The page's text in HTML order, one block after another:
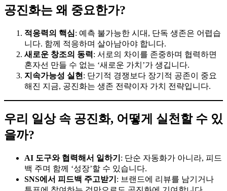
공진화는 왜 중요한가?
적응력의 핵심: 예측 불가능한 시대, 단독 생존은 어렵습
니다. 함께 적응하며 살아남아야 합니다.
새로운 창조의 동력: 서로의 차이를 존중하며 협력하면
혼자선 만들 수 없는 ‘새로운 가치’가 생깁니다.
지속가능성 실현 : 단기적 경쟁보다 장기적 공존이 중요
해진 지금, 공진화는 생존 전략이자 가치 전략입니다.
우리 일상 속 공진화, 어떻게 실천할 수 있
을까?
AI 도구와 협력해서 일하기 : 단순 자동화가 아니라, 피드
백 주며 함께 ‘성장’할 수 있습니다.
SNS에서 피드백 주고받기 : 브랜드에 리뷰를 남기거나